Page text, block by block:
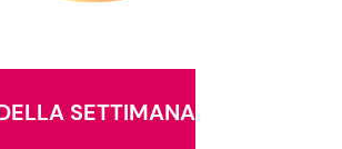
SETTIMANA